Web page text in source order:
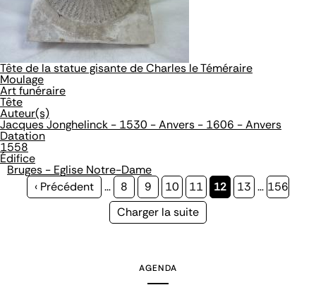
Tête de la statue gisante de Charles le Téméraire
Moulage
Art funéraire
Tête
Auteur(s)
Jacques Jonghelinck - 1530 - Anvers - 1606 - Anvers
Datation
1558
Édifice
Bruges - Eglise Notre-Dame
Page
‹ Précédent … Page
8 Page
9 Page
10 Page
11
Page
12 Page
13 … Page
156
Page
Charger la suite
AGENDA